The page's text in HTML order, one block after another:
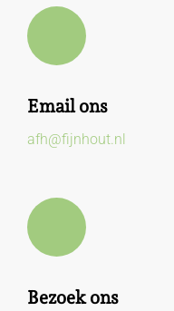
Email ons
afh@fijnhout.nl
Bezoek ons